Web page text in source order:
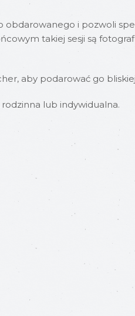
i pozwoli
takiej sesji są
aby podarować go
lub indywidualna.